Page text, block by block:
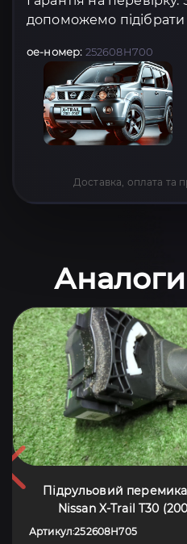
допоможемо підібрати
oe-номер: 252608H700
Доставка, оплата та
Підрульовий
Nissan X-Trail T30
Артикул:252608H705